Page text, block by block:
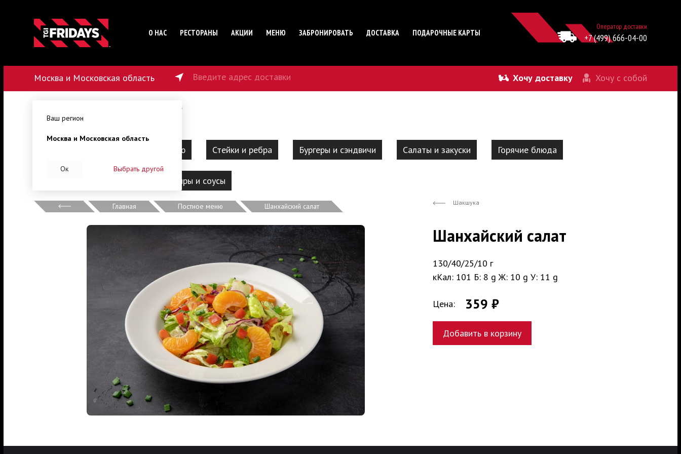
О НАС РЕСТОРАНЫ АКЦИИ МЕНЮ ЗАБРОНИРОВАТЬ ДОСТАВКА ПОДАРОЧНЫЕ КАРТЫ
Оператор доставки
+7 (499) 666-04-00
Москва и Московская область Введите адрес доставки Хочу доставку Хочу с собой
Ваш регион
Москва и Московская область
Ок Выбрать другой
₽
Наборы на компанию Стейки и ребра Бургеры и сэндвичи Салаты и закуски Горячие блюда
Гарниры и соусы
Главная Постное меню Шанхайский салат Шакшука
Шанхайский салат
130/40/25/10 г
кКал: 101 Б: 8 g Ж: 10 g У: 11 g
Цена: 359 ₽
Добавить в корзину